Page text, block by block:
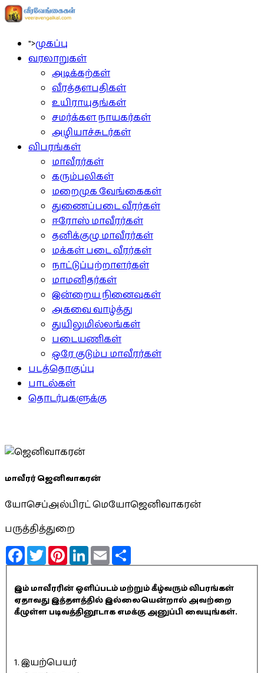
">முகப்பு
வரலாறுகள்
அடிக்கற்கள்
வீரத்தளபதிகள்
உயிராயுதங்கள்
சமர்க்கள நாயகர்கள்
அழியாச்சுடர்கள்
விபரங்கள்
மாவீரர்கள்
கரும்புலிகள்
மறைமுக வேங்கைகள்
துணைப்படை வீரர்கள்
ஈரோஸ் மாவீரர்கள்
தனிக்குழு மாவீரர்கள்
மக்கள் படை வீரர்கள்
நாட்டுப்பற்றாளர்கள்
மாமனிதர்கள்
இன்றைய நினைவுகள்
அகவை வாழ்த்து
துயிலுமில்லங்கள்
படையணிகள்
ஒரே குடும்ப மாவீரர்கள்
படத்தொகுப்பு
பாடல்கள்
தொடர்புகளுக்கு
மாவீரர் ஜெனிவாகரன்
யோசெப்அல்பிரட் மெயோஜெனிவாகரன்
பருத்தித்துறை
FacebookTwitterPinterestLinkedInEmail
இம் மாவீரரின் ஒளிப்படம் மற்றும் கீழ்வரும் விபரங்கள்
ஏதாவது இத்தளத்தில் இல்லையென்றால் அவற்றை
கீழுள்ள படிவத்தினூடாக எமக்கு அனுப்பி வையுங்கள்.
1. இயற்பெயர்